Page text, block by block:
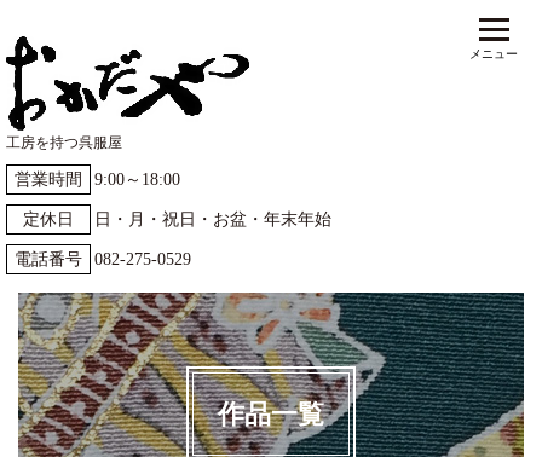
工房を持つ呉服屋
営業時間 9:00～18:00
定休日 日・月・祝日・お盆・年末年始
電話番号 082-275-0529
作品一覧